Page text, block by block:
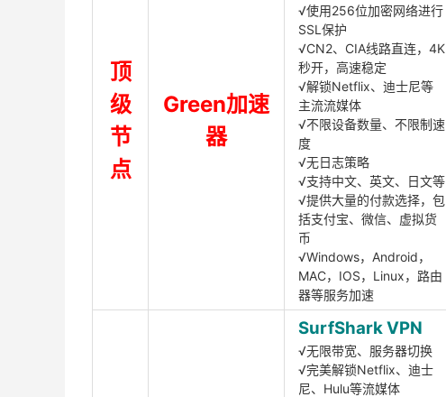
顶
级
节
点
Green加速
器
√使用256位加密网络进行
SSL保护
√CN2、CIA线路直连，4K
秒开，高速稳定
√解锁Netflix、迪士尼等
主流流媒体
√不限设备数量、不限制速
度
√无日志策略
√支持中文、英文、日文等
√提供大量的付款选择，包
括支付宝、微信、虚拟货
币
√Windows，Android，
MAC，IOS，Linux，路由
器等服务加速
SurfShark VPN
√无限带宽、服务器切换
√完美解锁Netflix、迪士
尼、Hulu等流媒体